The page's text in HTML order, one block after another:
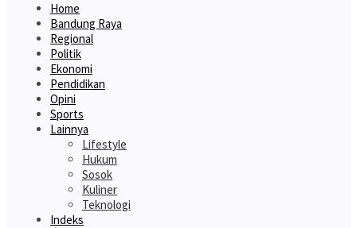
Home
Bandung Raya
Regional
Politik
Ekonomi
Pendidikan
Opini
Sports
Lainnya
Lifestyle
Hukum
Sosok
Kuliner
Teknologi
Indeks